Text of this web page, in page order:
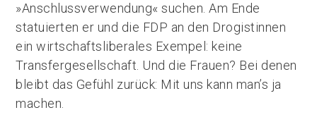
»Anschlussverwendung« suchen. Am Ende
statuierten er und die FDP an den Drogistinnen
ein wirtschaftsliberales Exempel: keine
Transfergesellschaft. Und die Frauen? Bei denen
bleibt das Gefühl zurück: Mit uns kann man’s ja
machen.